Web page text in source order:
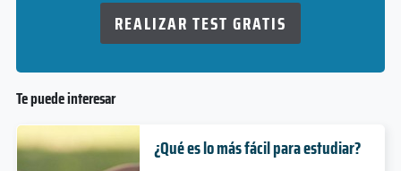
REALIZAR TEST GRATIS
Te puede interesar
¿Qué es lo más fácil para estudiar?